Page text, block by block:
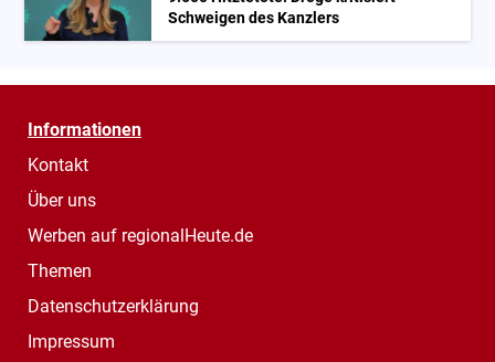
Schweigen des Kanzlers
Informationen
Kontakt
Über uns
Werben auf regionalHeute.de
Themen
Datenschutzerklärung
Impressum